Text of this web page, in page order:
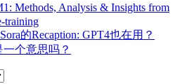
Methods, Analysis & Insights from
training
的Recaption: GPT4也在用？
一个意思吗？